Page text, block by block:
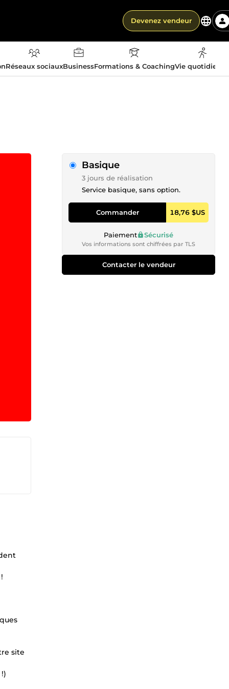
Devenez vendeur
Réseaux sociauxBusinessFormations & CoachingVie
site
Basique
3 jours de réalisation
Service basique, sans option.
Commander 18,76 $US
Paiement Sécurisé
Vos informations sont chiffrées par TLS
Contacter le vendeur